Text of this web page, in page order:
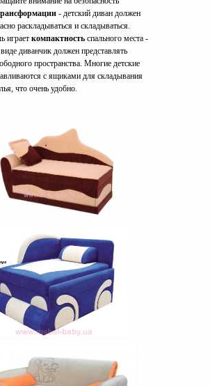
- детский диван должен
раскладываться и складываться.
играет компактность спального места -
диванчик должен представлять
пространства. Многие детские
с ящиками для складывания
что очень удобно.